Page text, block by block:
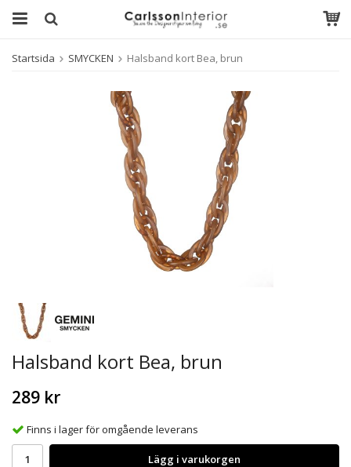
Startsida SMYCKEN Halsband kort Bea, brun
Halsband kort Bea, brun
289 kr
Finns i lager för omgående leverans
Lägg i varukorgen